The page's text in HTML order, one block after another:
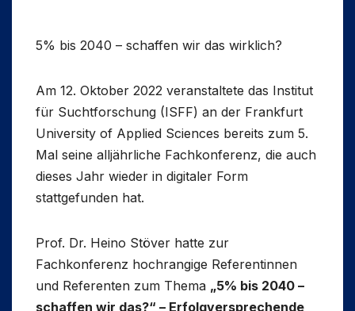
5% bis 2040 – schaffen wir das wirklich?
Am 12. Oktober 2022 veranstaltete das Institut
für Suchtforschung (ISFF) an der Frankfurt
University of Applied Sciences bereits zum 5.
Mal seine alljährliche Fachkonferenz, die auch
dieses Jahr wieder in digitaler Form
stattgefunden hat.
Prof. Dr. Heino Stöver hatte zur
Fachkonferenz hochrangige Referentinnen
und Referenten zum Thema „5% bis 2040 –
schaffen wir das?“ – Erfolgversprechende